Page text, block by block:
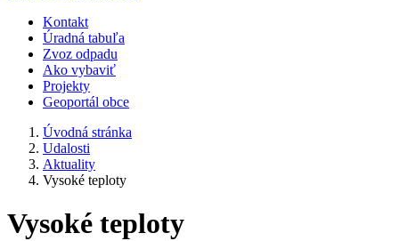
Kontakt
Úradná tabuľa
Zvoz odpadu
Ako vybaviť
Projekty
Geoportál obce
Úvodná stránka
Udalosti
Aktuality
Vysoké teploty
Vysoké teploty